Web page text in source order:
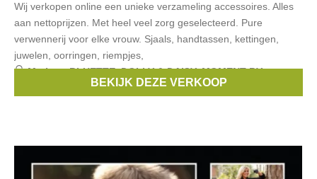
Wij verkopen online een unieke verzameling accessoires. Alles
aan nettoprijzen. Met heel veel zorg geselecteerd. Pure
verwennerij voor elke vrouw. Sjaals, handtassen, kettingen,
juwelen, oorringen, riempjes,
Merken:BLUETTE,DOLLY & DAISY,MOMENT BY
Francis & Pi,Biba, ...
BEKIJK DEZE VERKOOP